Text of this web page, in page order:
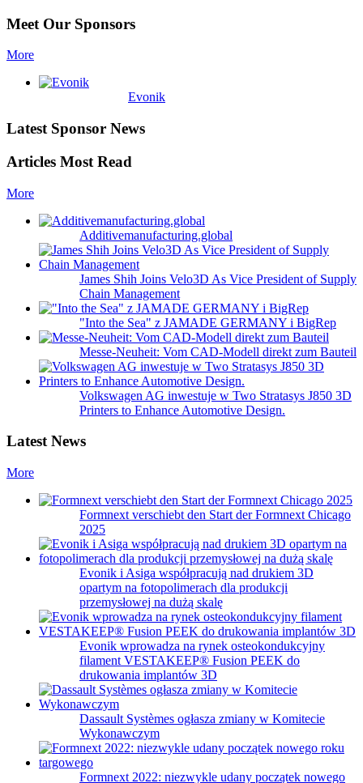
Meet Our Sponsors
More
Evonik
Latest Sponsor News
Articles Most Read
More
Additivemanufacturing.global
James Shih Joins Velo3D As Vice President of Supply
Chain Management
"Into the Sea" z JAMADE GERMANY i BigRep
Messe-Neuheit: Vom CAD-Modell direkt zum Bauteil
Volkswagen AG inwestuje w Two Stratasys J850 3D
Printers to Enhance Automotive Design.
Latest News
More
Formnext verschiebt den Start der Formnext Chicago
2025
Evonik i Asiga współpracują nad drukiem 3D
opartym na fotopolimerach dla produkcji
przemysłowej na dużą skalę
Evonik wprowadza na rynek osteokondukcyjny
filament VESTAKEEP® Fusion PEEK do
drukowania implantów 3D
Dassault Systèmes ogłasza zmiany w Komitecie
Wykonawczym
Formnext 2022: niezwykle udany początek nowego